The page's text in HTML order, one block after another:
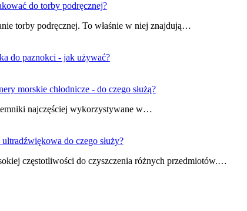
do torby podręcznej?
torby podręcznej. To właśnie w niej znajdują…
do paznokci - jak używać?
morskie chłodnicze - do czego służą?
najczęściej wykorzystywane w…
do czego służy?
częstotliwości do czyszczenia różnych przedmiotów.…